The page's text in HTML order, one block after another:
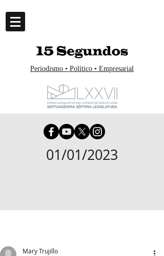
Periodismo • Político • Empresarial
01/01/2023
Mary Trujillo